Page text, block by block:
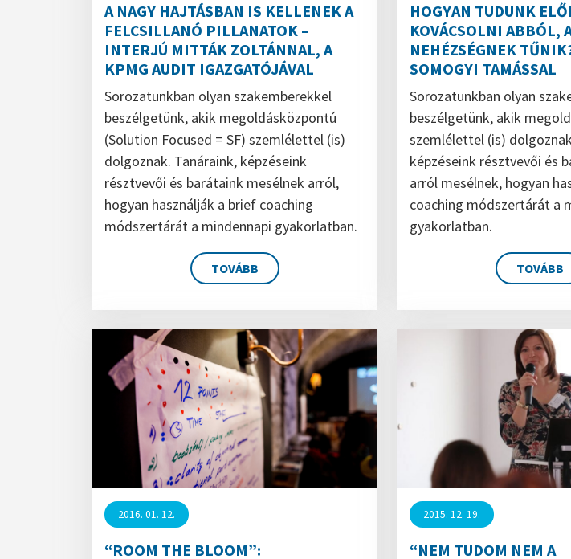
A NAGY HAJTÁSBAN IS KELLENEK A
FELCSILLANÓ PILLANATOK –
INTERJÚ MITTÁK ZOLTÁNNAL, A
KPMG AUDIT IGAZGATÓJÁVAL
Sorozatunkban olyan szakemberekkel
beszélgetünk, akik megoldásközpontú
(Solution Focused = SF) szemlélettel (is)
dolgoznak. Tanáraink, képzéseink
résztvevői és barátaink mesélnek arról,
hogyan használják a brief coaching
módszertárát a mindennapi gyakorlatban.
TOVÁBB
HOGYAN TUDUNK
KOVÁCSOLNI ABBÓL,
NEHÉZSÉGNEK
SOMOGYI TAMÁSSAL
Sorozatunkban olyan
beszélgetünk, akik
szemlélettel (is)
képzéseink résztvevői és
arról mesélnek, hogyan
coaching módszertárát a
gyakorlatban.
TOVÁBB
2016. 01. 12.
“ROOM THE BLOOM”:
2015. 12. 19.
“NEM TUDOM NEM A